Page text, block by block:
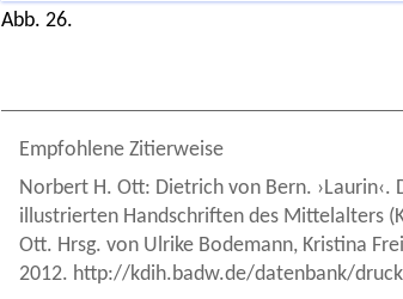
Abb. 26.
Empfohlene Zitierweise
Norbert H. Ott: Dietrich von Bern.
illustrierten Handschriften des Mittelalters
Ott. Hrsg. von Ulrike Bodemann, Kristina
2012. http://kdih.badw.de/datenbank/